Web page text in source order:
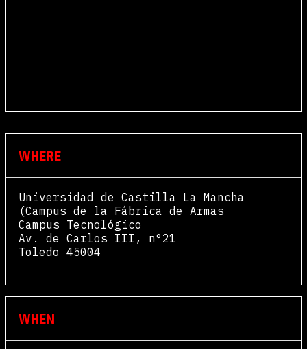
WHERE
Universidad de Castilla La Mancha
(Campus de la Fábrica de Armas
Campus Tecnológico
Av. de Carlos III, n°21
Toledo 45004
WHEN